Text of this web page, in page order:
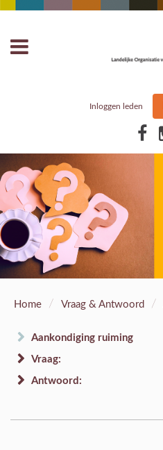
Inloggen leden
Home / Vraag & Antwoord /
Aankondiging ruiming
Vraag:
Antwoord: